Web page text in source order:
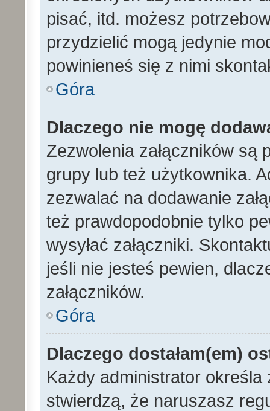
pisać, itd. możesz
przydzielić mogą jedynie
powinieneś się z nimi
Góra
Dlaczego nie mogę
Zezwolenia załączników są
grupy lub też użytkownika.
zezwalać na dodawanie
też prawdopodobnie tylko
wysyłać załączniki.
jeśli nie jesteś pewien,
załączników.
Góra
Dlaczego dostałam(em)
Każdy administrator
stwierdzą, że naruszasz